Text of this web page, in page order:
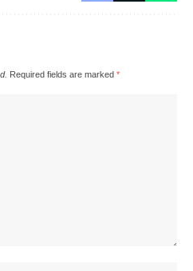
Required fields are marked *